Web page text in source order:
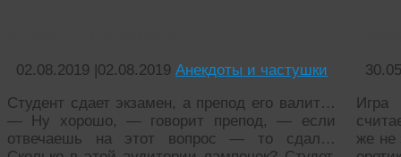
02.08.2019 |02.08.2019 Анекдоты и частушки
Студент сдает экзамен, а препод его валит…
— Hу хорошо, — говорит препод, — если
отвечаешь на этот вопрос — то cдал…
же не